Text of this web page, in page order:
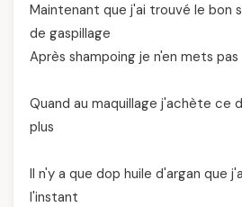
Maintenant que j'ai trouvé le bon
de gaspillage
Après shampoing je n'en mets pas
Quand au maquillage j'achète ce
plus
Il n'y a que dop huile d'argan que
l'instant